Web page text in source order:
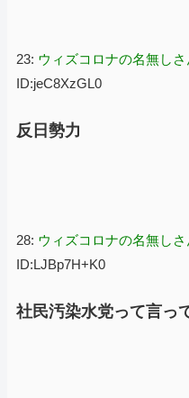
23: ウィズコロナの名無しさ
ID:jeC8XzGL0
反日勢力
28: ウィズコロナの名無しさ
ID:LJBp7H+K0
社民汚染水党って言っ